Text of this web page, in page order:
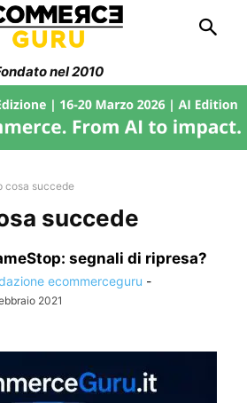
nel 2010
cosa succede
succede
segnali di ripresa?
ecommerceguru -
2021